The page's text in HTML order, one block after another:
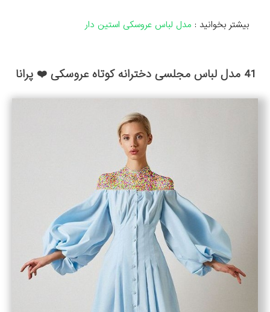
بیشتر بخوانید : مدل لباس عروسکی استین دار
41 مدل لباس مجلسی دخترانه کوتاه عروسکی ❤️ پرانا